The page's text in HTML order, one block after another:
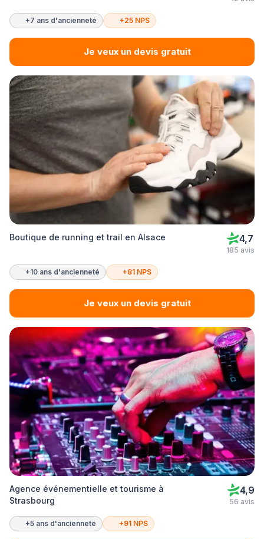
+7 ans d'ancienneté +25 NPS
Je veux un devis gratuit
Boutique de running et trail en Alsace 4,7
185 avis
+10 ans d'ancienneté +81 NPS
Je veux un devis gratuit
Agence événementielle et tourisme à
Strasbourg
4,9
56 avis
+5 ans d'ancienneté +91 NPS